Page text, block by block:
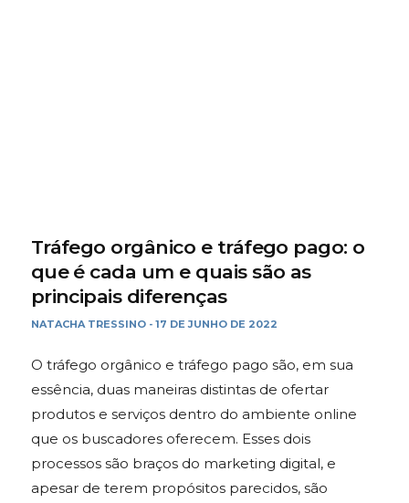
Tráfego orgânico e tráfego pago: o
que é cada um e quais são as
principais diferenças
NATACHA TRESSINO - 17 DE JUNHO DE 2022
O tráfego orgânico e tráfego pago são, em sua
essência, duas maneiras distintas de ofertar
produtos e serviços dentro do ambiente online
que os buscadores oferecem. Esses dois
processos são braços do marketing digital, e
apesar de terem propósitos parecidos, são